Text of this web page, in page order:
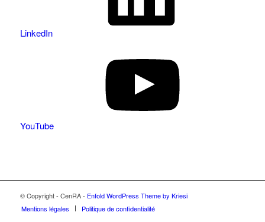
LinkedIn
YouTube
© Copyright - CenRA - Enfold WordPress Theme by Kriesi
Mentions légales
Politique de confidentialité